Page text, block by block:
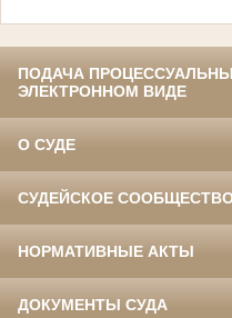
ПОДАЧА
ЭЛЕКТРОННОМ ВИДЕ
О СУДЕ
СУДЕЙСКОЕ
НОРМАТИВНЫЕ АКТЫ
ДОКУМЕНТЫ СУДА